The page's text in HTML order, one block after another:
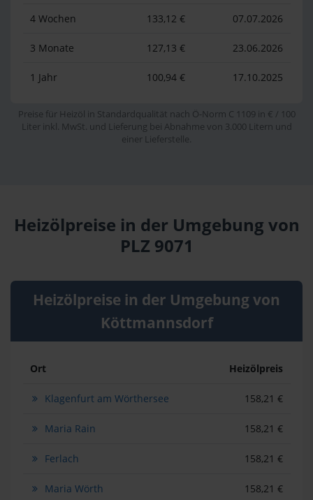
4 Wochen 133,12 € 07.07.2026
3 Monate 127,13 € 23.06.2026
1 Jahr 100,94 € 17.10.2025
Preise für Heizöl in Standardqualität nach Ö-Norm C 1109 in € / 100
Liter inkl. MwSt. und Lieferung bei Abnahme von 3.000 Litern und
einer Lieferstelle.
Heizölpreise in der Umgebung von
PLZ 9071
Heizölpreise in der Umgebung von
Köttmannsdorf
Ort Heizölpreis
Klagenfurt am Wörthersee 158,21 €
Maria Rain 158,21 €
Ferlach 158,21 €
Maria Wörth 158,21 €